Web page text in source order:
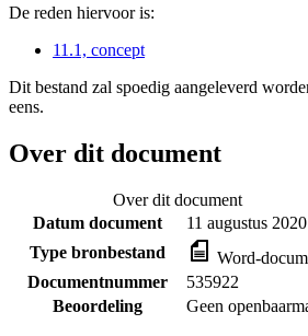
De reden hiervoor is:
11.1, concept
Dit bestand zal spoedig aangeleverd
eens.
Over dit document
Over dit document
Datum document
11 augustus 2020
Type bronbestand
Word-
Documentnummer
535922
Beoordeling
Geen